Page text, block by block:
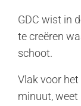
GDC wist in
te creëren
schoot.
Vlak voor het
minuut, weet